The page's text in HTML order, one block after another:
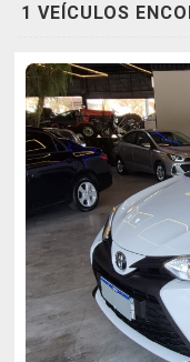
1 VEÍCULOS